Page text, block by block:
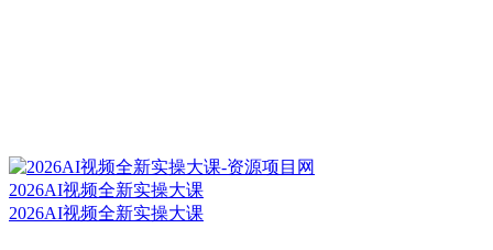
2026AI视频全新实操大课
2026AI视频全新实操大课